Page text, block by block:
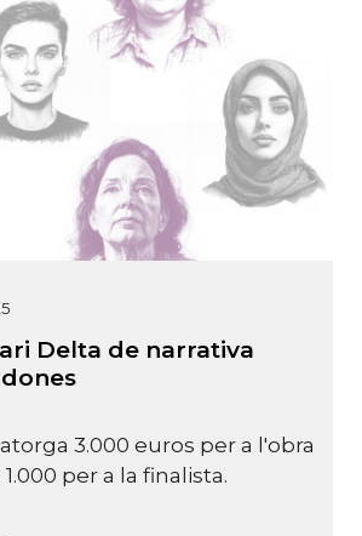
Delta de narrativa
3.000 euros per a l'obra
per a la finalista.